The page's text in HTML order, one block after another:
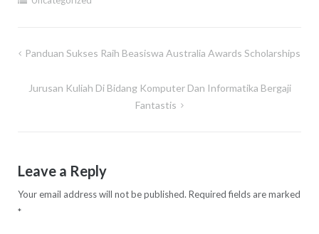
Post
Panduan Sukses Raih Beasiswa Australia Awards Scholarships
Jurusan Kuliah Di Bidang Komputer Dan Informatika Bergaji
Fantastis
Leave a Reply
Your email address will not be published. Required fields are marked
*